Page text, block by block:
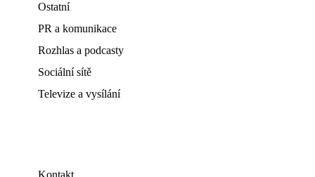
Ostatní
PR a komunikace
Rozhlas a podcasty
Sociální sítě
Televize a vysílání
Kontakt